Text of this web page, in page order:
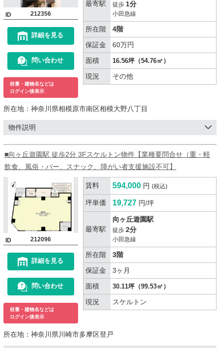
ID 212356
詳細を見る
問い合わせ
枝番・建物名などは
ログイン後表示
最寄駅 徒歩 1分
小田急線
所在階
4階
保証金
60万円
面積
16.56坪（54.76㎡）
現況 その他
所在地： 神奈川県相模原市南区相模大野八丁目
物件説明
■向ヶ丘遊園駅 徒歩2分 3Fスケルトン物件【業種要問合せ（重・軽
飲食、風俗・バー、スナック、障がい者支援施設不可】
ID 212096
詳細を見る
問い合わせ
枝番・建物名などは
ログイン後表示
賃料 594,000 円 (税込)
坪単価 19,727 円/坪
最寄駅
向ヶ丘遊園駅
徒歩 2分
小田急線
所在階
3階
保証金
3ヶ月
面積
30.11坪（99.53㎡）
現況 スケルトン
所在地： 神奈川県川崎市多摩区登戸